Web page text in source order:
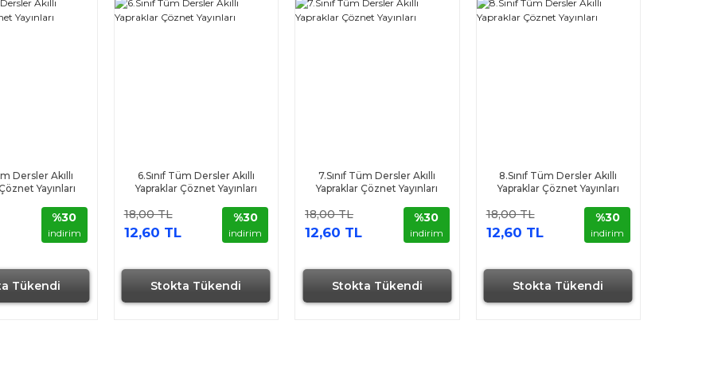
Tükendi
Dersler Akıllı
Yayınları
%30
indirim
Stokta Tükendi
6.Sınıf Tüm Dersler Akıllı
Yapraklar Çöznet Yayınları
18,00 TL
12,60 TL
%30
indirim
Stokta Tükendi
7.Sınıf Tüm Dersler Akıllı
Yapraklar Çöznet Yayınları
18,00 TL
12,60 TL
%30
indirim
Stokta Tükendi
8.Sınıf Tüm Dersler Akıllı
Yapraklar Çöznet Yayınları
18,00 TL
12,60 TL
%30
indirim